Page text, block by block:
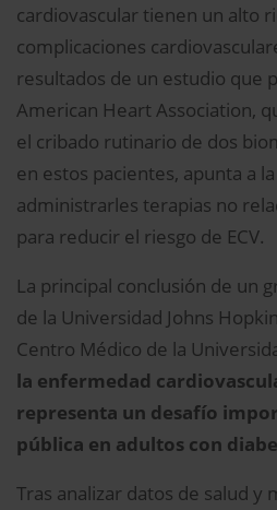
cardiovascular tienen un alto
complicaciones
resultados de un estudio que
American Heart Association,
el cribado rutinario de dos
en estos pacientes, apunta a
administrarles terapias no
para reducir el riesgo de ECV.
La principal conclusión de un
de la Universidad Johns
Centro Médico de la
la enfermedad
representa un desafío
pública en adultos con
Tras analizar datos de salud y